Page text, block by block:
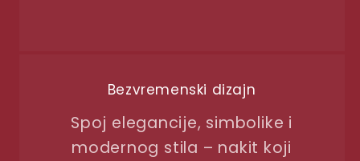
Bezvremenski dizajn
Spoj elegancije, simbolike i
modernog stila – nakit koji